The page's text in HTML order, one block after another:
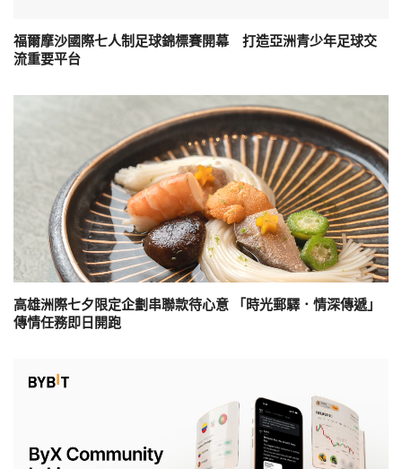
福爾摩沙國際七人制足球錦標賽開幕 打造亞洲青少年足球交
流重要平台
高雄洲際七夕限定企劃串聯款待心意 「時光郵驛．情深傳遞」
傳情任務即日開跑